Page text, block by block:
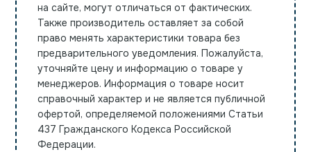
на сайте, могут отличаться от фактических.
Также производитель оставляет за собой
право менять характеристики товара без
предварительного уведомления. Пожалуйста,
уточняйте цену и информацию о товаре у
менеджеров. Информация о товаре носит
справочный характер и не является публичной
офертой, определяемой положениями Статьи
437 Гражданского Кодекса Российской
Федерации.